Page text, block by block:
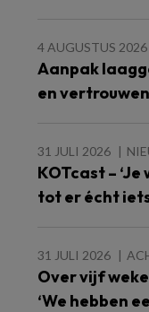
4 AUGUSTUS 2026
Aanpak
en
31 JULI 2026
KOTcast –
tot er écht
31 JULI 2026
Over vijf
‘We hebben